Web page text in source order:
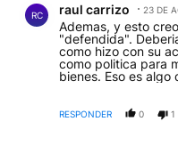
RC raul carrizo 23 DE
Ademas, y esto
"defendida".
como hizo con su
como politica para
bienes. Eso es algo
conjuntamente
20 de cada mes. La
asi como TODOS
su vida ya que
RESPONDER 0 1